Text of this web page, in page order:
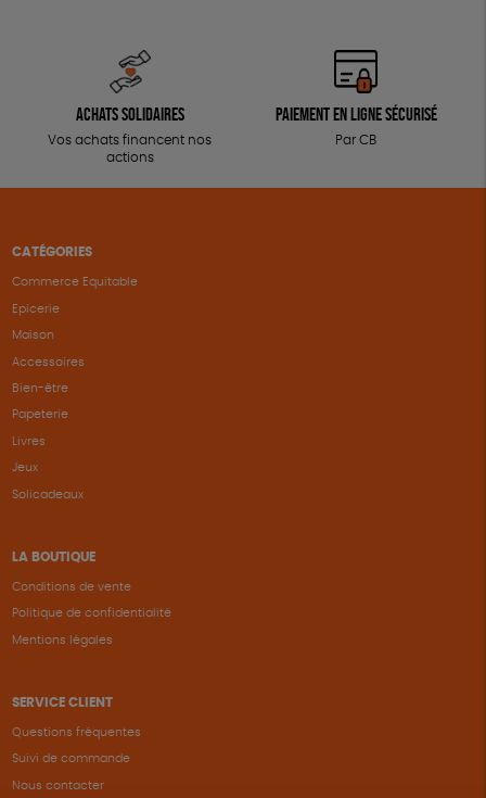
Achats solidaires
Vos achats financent nos
actions
Paiement en ligne sécurisé
Par CB
CATÉGORIES
Commerce Equitable
Epicerie
Maison
Accessoires
Bien-être
Papeterie
Livres
Jeux
Solicadeaux
LA BOUTIQUE
Conditions de vente
Politique de confidentialité
Mentions légales
SERVICE CLIENT
Questions fréquentes
Suivi de commande
Nous contacter